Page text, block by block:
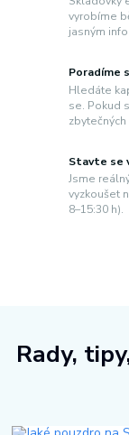
vyrobíme
jasným
Poradíme
Hledáte
se. Pokud
Stavte se
Jsme
vyzkoušet
8–15:30 h).
Rady,